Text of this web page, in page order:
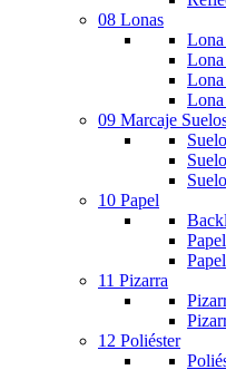
08 Lonas
09 Marcaje
10 Papel
Papel
11 Pizarra
12 Poliéster